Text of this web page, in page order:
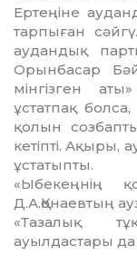
Ертеңіне
тарпыған
аудандық
Орынбасар
мінгізген
ұстатпақ
қолын
кетіпті. Ақыры,
ұстатыпты.
«Ыбекеңнің
Д.А.Қонаевтың
«Тазалық
ауылдастары